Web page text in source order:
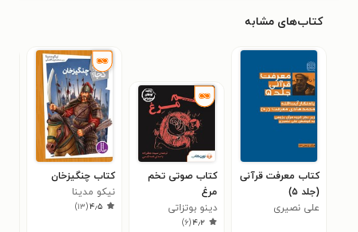
کتاب‌های مشابه
کتاب معرفت قرآنی
(جلد ۵)
علی نصیری
کتاب صوتی تخم
مرغ
دینو بوتزاتی
۴٫۲(۶)
کتاب چنگیزخان
نیکو مدینا
۴٫۵(۱۳)